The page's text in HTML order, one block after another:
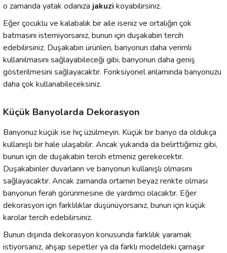
o zamanda yatak odanıza jakuzi koyabilirsiniz.
Eğer çocuklu ve kalabalık bir aile iseniz ve ortalığın çok
batmasını istemiyorsanız, bunun için duşakabin tercih
edebilirsiniz. Duşakabin ürünleri, banyonun daha verimli
kullanılmasını sağlayabileceği gibi, banyonun daha geniş
gösterilmesini sağlayacaktır. Fonksiyonel anlamında banyonuzu
daha çok kullanabileceksiniz.
Küçük Banyolarda Dekorasyon
Banyonuz küçük ise hiç üzülmeyin. Küçük bir banyo da oldukça
kullanışlı bir hale ulaşabilir. Ancak yukarıda da belirttiğimiz gibi,
bunun için de duşakabin tercih etmeniz gerekecektir.
Duşakabinler duvarların ve banyonun kullanışlı olmasını
sağlayacaktır. Ancak zamanda ortamın beyaz renkte olması
banyonun ferah görünmesine de yardımcı olacaktır. Eğer
dekorasyon için farklılıklar düşünüyorsanız, bunun için küçük
karolar tercih edebilirsiniz.
Bunun dışında dekorasyon konusunda farklılık yaramak
istiyorsanız, ahşap sepetler ya da farklı modeldeki çamaşır